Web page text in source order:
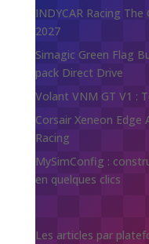
INDYCAR Racing
2027
Simagic Green Flag
pack Direct Drive
Volant VNM GT V1 :
Corsair Xeneon Edge
Racing
MySimConfig :
en quelques clics
Les articles par